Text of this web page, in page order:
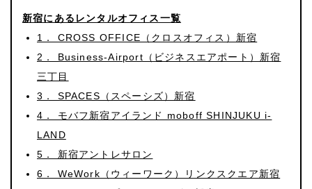
新宿にあるレンタルオフィス一覧
1． CROSS OFFICE（クロスオフィス）新宿
2． Business-Airport（ビジネスエアポート）新宿
三丁目
3． SPACES（スペーシズ）新宿
4． モバフ新宿アイランド moboff SHINJUKU i-
LAND
5． 新宿アントレサロン
6． WeWork（ウィーワーク）リンクスクエア新宿